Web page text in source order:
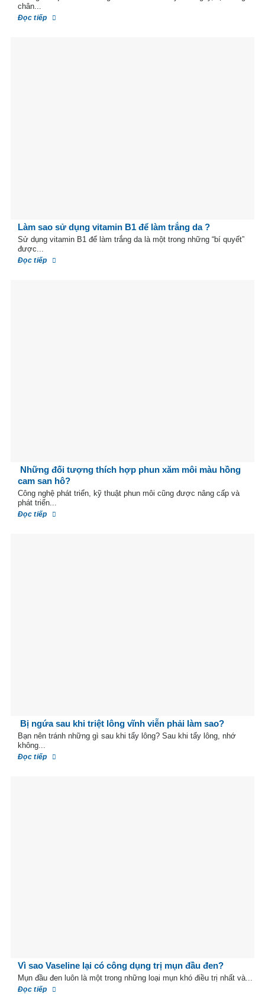
chân...
Đọc tiếp
Làm sao sử dụng vitamin B1 để làm trắng da ?
Sử dụng vitamin B1 để làm trắng da là một trong những “bí quyết”
được...
Đọc tiếp
Những đối tượng thích hợp phun xăm môi màu hồng
cam san hô?
Công nghệ phát triển, kỹ thuật phun môi cũng được nâng cấp và
phát triển...
Đọc tiếp
Bị ngứa sau khi triệt lông vĩnh viễn phải làm sao?
Bạn nên tránh những gì sau khi tẩy lông? Sau khi tẩy lông, nhớ
không...
Đọc tiếp
Vì sao Vaseline lại có công dụng trị mụn đầu đen?
Mụn đầu đen luôn là một trong những loại mụn khó điều trị nhất và...
Đọc tiếp